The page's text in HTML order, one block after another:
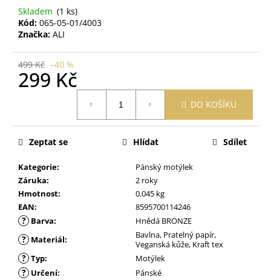
Skladem (1 ks)
Kód: 065-05-01/4003
Značka: ALI
499 Kč –40 %
299 Kč
DO KOŠÍKU
Kategorie:
Pánský motýlek
Záruka:
2 roky
Hmotnost:
0.045 kg
EAN: 8595700114246
? Barva: Hnědá BRONZE
? Materiál:
Bavlna, Pratelný papír,
Veganská kůže, Kraft tex
? Typ: Motýlek
? Určení: Pánské
Zeptat se Hlídat Sdílet
OČKOVACÍ
PRŮKAZ
MEDVĚD
ZELENÝ
395
Kč